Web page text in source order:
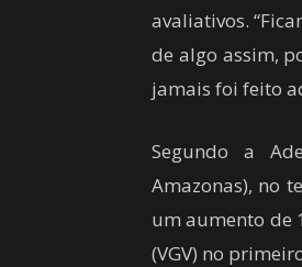
avaliativos.
de algo assim,
jamais foi feito
Segundo a
Amazonas), no
um aumento de
(VGV) no